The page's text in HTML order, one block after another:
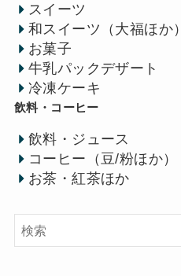
スイーツ
和スイーツ（大福ほか）
お菓子
牛乳パックデザート
冷凍ケーキ
飲料・コーヒー
飲料・ジュース
コーヒー（豆/粉ほか）
お茶・紅茶ほか